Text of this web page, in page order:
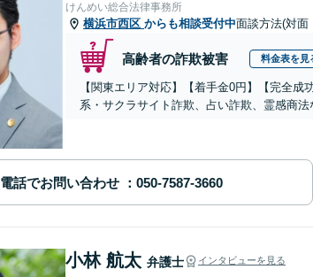
けんめい総合法律事務所
横浜市西区 からも相談受付中面談方法(対面
高齢者の詐欺被害 料金表を見
【関東エリア対応】【着手金0円】【完全
系・サクラサイト詐欺、占い詐欺、霊感商
電話でお問い合わせ
小林 航太 弁護士 インタビューを見る